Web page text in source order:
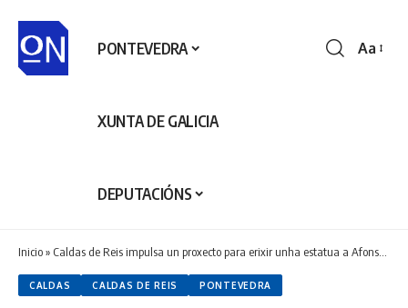
PONTEVEDRA
XUNTA DE GALICIA
DEPUTACIÓNS
Aa
Inicio» Caldas de Reis impulsa un proxecto para erixir unha estatua a Afonso VII coincidindo co 900 aniversario da súa coroación
CALDAS CALDAS DE REIS PONTEVEDRA